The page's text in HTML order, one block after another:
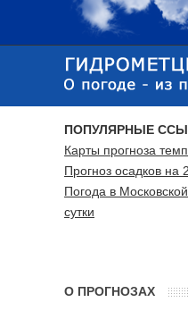
ПОПУЛЯРНЫЕ
Карты прогноза
Прогноз осадков на
Погода в
сутки
О ПРОГНОЗАХ